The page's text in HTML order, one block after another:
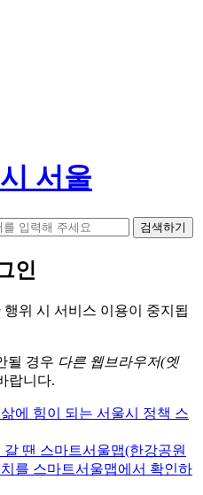
서울
검색하기
인
위 시 서비스 이용이 중지됩
될 경우 다른 웹브라우저(엣
랍니다.